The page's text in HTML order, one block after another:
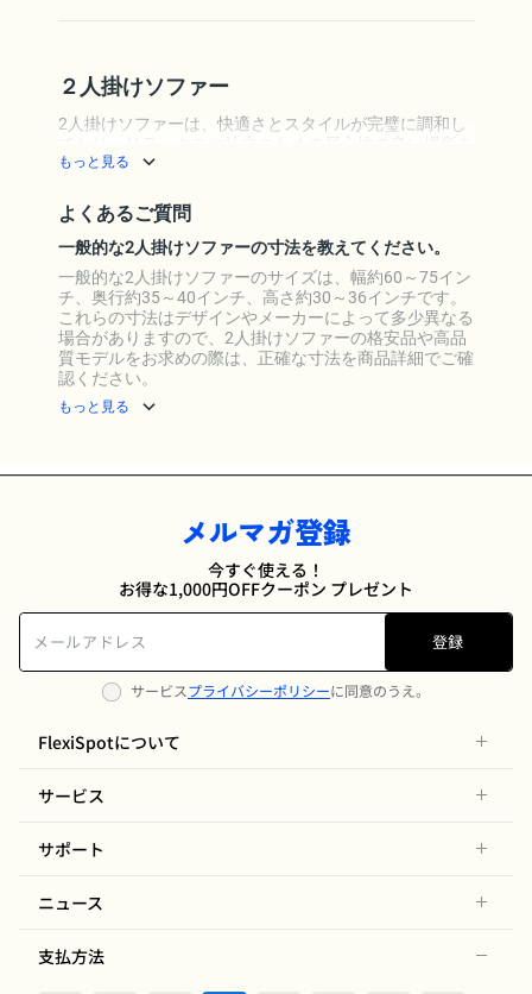
２人掛けソファー
2人掛けソファーは、快適さとスタイルが完璧に調和し
ており、リラックスや社交のための居心地の良い場所を
提供しながら、狭いリビングスペースに理想的です。人
み合わせた、どのような居住空間にも最適なFlexiSpotの
様々な2人掛けスタイリッシュソファーをお選びくださ
い。
もっと見る
よくあるご質問
一般的な2人掛けソファーの寸法を教えてください。
一般的な2人掛けソファーのサイズは、幅約60～75イン
チ、奥行約35～40インチ、高さ約30～36インチです。
これらの寸法はデザインやメーカーによって多少異なる
場合がありますので、2人掛けソファーの格安品や高品
質モデルをお求めの際は、正確な寸法を商品詳細でご確
認ください。
もっと見る
メルマガ登録
今すぐ使える！
お得な1,000円OFFクーポン プレゼント
登録
サービスプライバシーポリシーに同意のうえ。
FlexiSpotについて
サービス
サポート
ニュース
支払方法